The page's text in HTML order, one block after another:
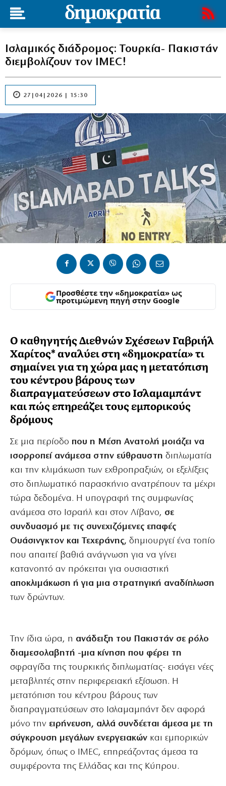
Ισλαμικός διάδρομος: Τουρκία- Πακιστάν
διεμβολίζουν τον IMEC!
27|04|2026 | 15:30
Προσθέστε την «δημοκρατία» ως
προτιμώμενη πηγή στην Google
Ο καθηγητής Διεθνών Σχέσεων Γαβριήλ
Χαρίτος* αναλύει στη «δημοκρατία» τι
σημαίνει για τη χώρα μας η μετατόπιση
του κέντρου βάρους των
διαπραγματεύσεων στο Ισλαμαμπάντ
και πώς επηρεάζει τους εμπορικούς
δρόμους
Σε μια περίοδο που η Μέση Ανατολή μοιάζει να
ισορροπεί ανάμεσα στην εύθραυστη διπλωματία
και την κλιμάκωση των εχθροπραξιών, οι εξελίξεις
στο διπλωματικό παρασκήνιο ανατρέπουν τα μέχρι
τώρα δεδομένα. Η υπογραφή της συμφωνίας
ανάμεσα στο Ισραήλ και στον Λίβανο, σε
συνδυασμό με τις συνεχιζόμενες επαφές
Ουάσινγκτον και Τεχεράνης, δημιουργεί ένα τοπίο
που απαιτεί βαθιά ανάγνωση για να γίνει
κατανοητό αν πρόκειται για ουσιαστική
αποκλιμάκωση ή για μια στρατηγική αναδίπλωση
των δρώντων.
Την ίδια ώρα, η ανάδειξη του Πακιστάν σε ρόλο
διαμεσολαβητή -μια κίνηση που φέρει τη
σφραγίδα της τουρκικής διπλωματίας- εισάγει νέες
μεταβλητές στην περιφερειακή εξίσωση. Η
μετατόπιση του κέντρου βάρους των
διαπραγματεύσεων στο Ισλαμαμπάντ δεν αφορά
μόνο την ειρήνευση, αλλά συνδέεται άμεσα με τη
σύγκρουση μεγάλων ενεργειακών και εμπορικών
δρόμων, όπως ο IMEC, επηρεάζοντας άμεσα τα
συμφέροντα της Ελλάδας και της Κύπρου.